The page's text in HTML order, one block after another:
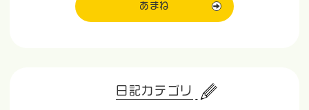
あまね
日記カテゴリ